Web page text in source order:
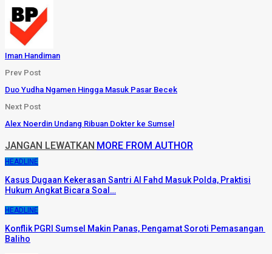
Iman Handiman
Prev Post
Duo Yudha Ngamen Hingga Masuk Pasar Becek
Next Post
Alex Noerdin Undang Ribuan Dokter ke Sumsel
JANGAN LEWATKAN MORE FROM AUTHOR
HEADLINE
Kasus Dugaan Kekerasan Santri Al Fahd Masuk Polda, Praktisi
Hukum Angkat Bicara Soal…
HEADLINE
Konflik PGRI Sumsel Makin Panas, Pengamat Soroti Pemasangan
Baliho